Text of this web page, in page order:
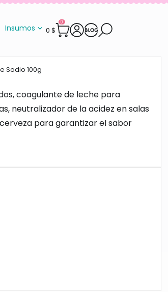
Insumos 0 $
0
Sodio 100g
coagulante de leche para
neutralizador de la acidez en salas
para garantizar el sabor